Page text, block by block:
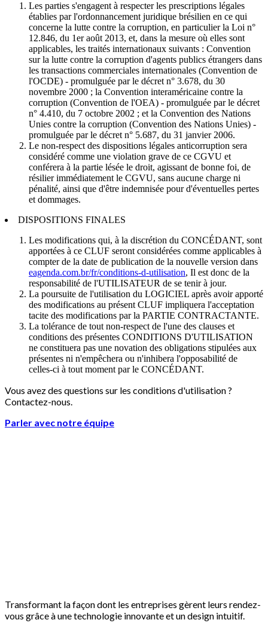
Les parties s'engagent à respecter les prescriptions légales
établies par l'ordonnancement juridique brésilien en ce qui
concerne la lutte contre la corruption, en particulier la Loi n°
12.846, du 1er août 2013, et, dans la mesure où elles sont
applicables, les traités internationaux suivants : Convention
sur la lutte contre la corruption d'agents publics étrangers dans
les transactions commerciales internationales (Convention de
l'OCDE) - promulguée par le décret n° 3.678, du 30
novembre 2000 ; la Convention interaméricaine contre la
corruption (Convention de l'OEA) - promulguée par le décret
n° 4.410, du 7 octobre 2002 ; et la Convention des Nations
Unies contre la corruption (Convention des Nations Unies) -
promulguée par le décret n° 5.687, du 31 janvier 2006.
Le non-respect des dispositions légales anticorruption sera
considéré comme une violation grave de ce CGVU et
conférera à la partie lésée le droit, agissant de bonne foi, de
résilier immédiatement le CGVU, sans aucune charge ni
pénalité, ainsi que d'être indemnisée pour d'éventuelles pertes
et dommages.
DISPOSITIONS FINALES
Les modifications qui, à la discrétion du CONCÉDANT, sont
apportées à ce CLUF seront considérées comme applicables à
compter de la date de publication de la nouvelle version dans
eagenda.com.br/fr/conditions-d-utilisation, Il est donc de la
responsabilité de l'UTILISATEUR de se tenir à jour.
La poursuite de l'utilisation du LOGICIEL après avoir apporté
des modifications au présent CLUF impliquera l'acceptation
tacite des modifications par la PARTIE CONTRACTANTE.
La tolérance de tout non-respect de l'une des clauses et
conditions des présentes CONDITIONS D'UTILISATION
ne constituera pas une novation des obligations stipulées aux
présentes ni n'empêchera ou n'inhibera l'opposabilité de
celles-ci à tout moment par le CONCÉDANT.
Vous avez des questions sur les conditions d'utilisation ?
Contactez-nous.
Parler avec notre équipe
Transformant la façon dont les entreprises gèrent leurs rendez-
vous grâce à une technologie innovante et un design intuitif.